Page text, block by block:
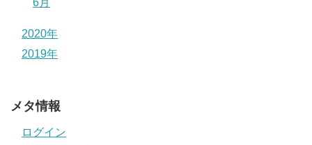
2020年
2019年
メタ情報
ログイン